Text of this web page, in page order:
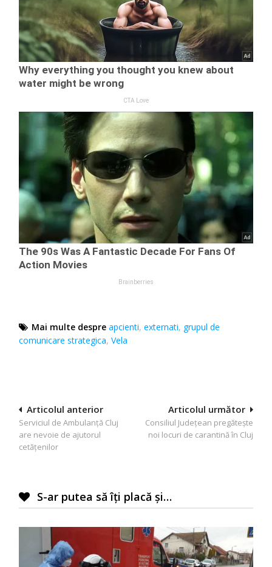
Mai multe despre apcienti,externati, grupul de
comunicare strategica,Vela
Navigare
în
articole
Articolul următor
Consiliul Județean pregătește
noi locuri de carantină în Cluj
Articolul anterior
Serviciul de Ambulanță Cluj
are nevoie de ajutorul
cetățenilor
S-ar putea să îți placă și…